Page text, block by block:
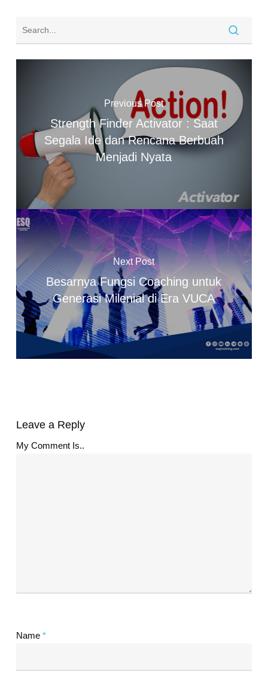
Previous Post
Strength Finder Activator : Saat
Segala Ide dan Rencana Berbuah
Menjadi Nyata
Next Post
Besarnya Fungsi Coaching untuk
Generasi Milenial di Era VUCA
Leave a Reply
My Comment Is..
Name *